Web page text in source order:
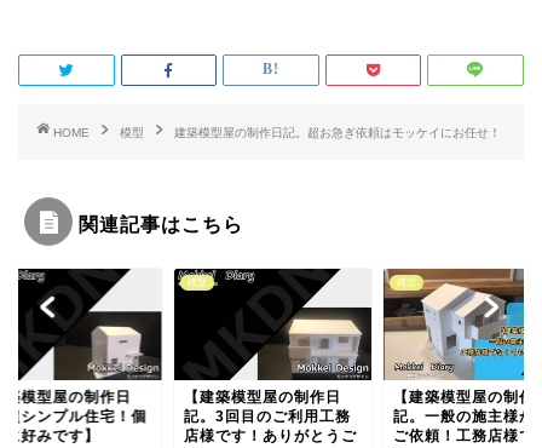
o
k
r
HOME 模型 建築模型屋の制作日記。超お急ぎ依頼はモッケイにお任せ！
関連記事はこちら
屋の制作日
プル住宅！個
です】
【建築模型屋の制作日
記。3回目のご利用工務
店様です！ありがとうご
【建築模型屋の制作日
記。一般の施主様からの
ご依頼！工務店様でなく